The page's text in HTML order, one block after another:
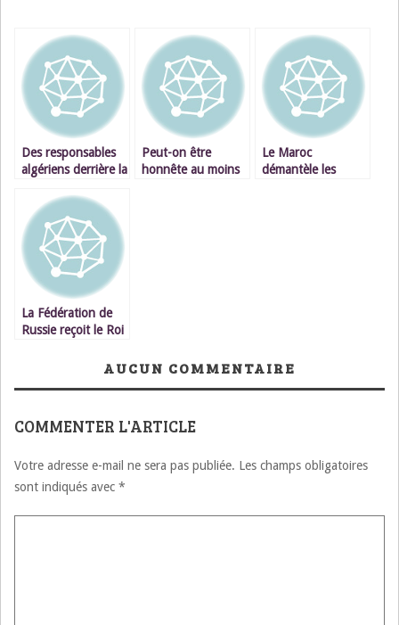
Des responsables
algériens derrière la
TV5Monde
Peut-on être
honnête au moins
Le Maroc
démantèle les
La Fédération de
Russie reçoit le Roi
une consolidationAUCUN COMMENTAIRE
COMMENTER L'ARTICLE
Votre adresse e-mail ne sera pas publiée. Les champs obligatoires
sont indiqués avec *